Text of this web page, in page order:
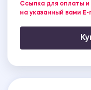
Ссылка для оплаты и
на указанный вами E-